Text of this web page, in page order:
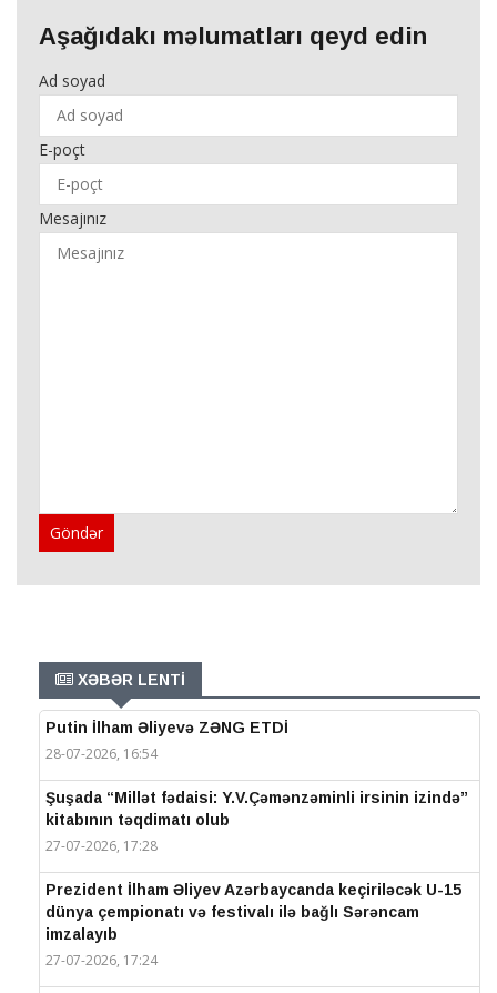
Aşağıdakı məlumatları qeyd edin
Ad soyad
E-poçt
Mesajınız
Göndər
XƏBƏR LENTİ
Putin İlham Əliyevə ZƏNG ETDİ
28-07-2026, 16:54
Şuşada “Millət fədaisi: Y.V.Çəmənzəminli irsinin izində”
kitabının təqdimatı olub
27-07-2026, 17:28
Prezident İlham Əliyev Azərbaycanda keçiriləcək U-15
dünya çempionatı və festivalı ilə bağlı Sərəncam
imzalayıb
27-07-2026, 17:24